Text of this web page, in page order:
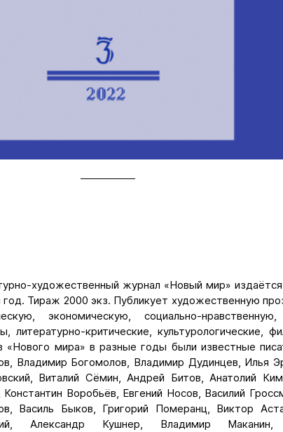
художественный журнал «Новый мир»
год. Тираж 2000 экз. Публикует художественную
экономическую, социально-
литературно-критические, культурологические,
«Нового мира» в разные годы были известные
Владимир Богомолов, Владимир Дудинцев, Илья
Виталий Сёмин, Андрей Битов, Анатолий
Константин Воробьёв, Евгений Носов, Василий
Василь Быков, Григорий Померанц, Виктор
Александр Кушнер, Владимир